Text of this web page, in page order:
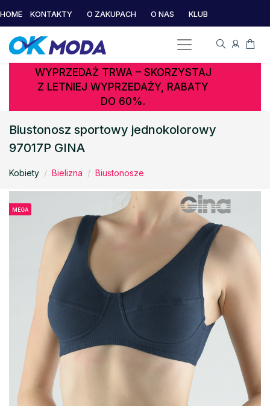
HOME KONTAKTY O ZAKUPACH O NAS KLUB
WYPRZEDAŻ TRWA – SKORZYSTAJ
Z LETNIEJ WYPRZEDAŻY, RABATY
DO 60%.
Biustonosz sportowy jednokolorowy
97017P GINA
Kobiety Bielizna Biustonosze
MEGA